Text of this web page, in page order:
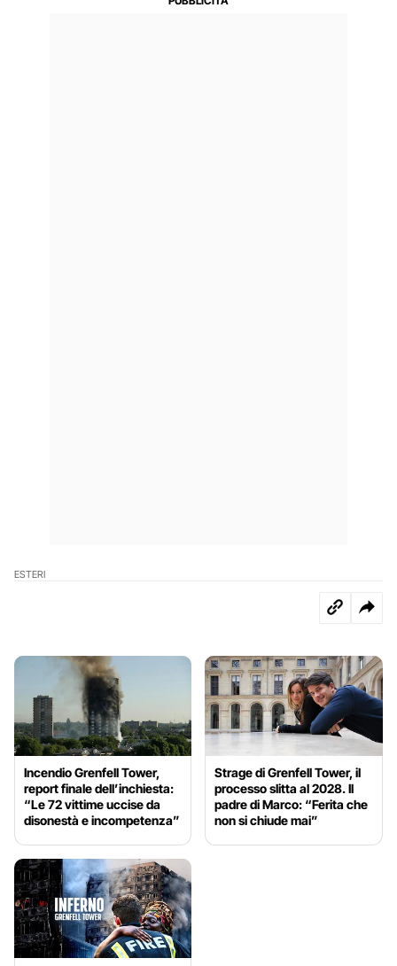
ESTERI
Incendio Grenfell Tower,
report finale dell’inchiesta:
“Le 72 vittime uccise da
disonestà e incompetenza”
Strage di Grenfell Tower, il
processo slitta al 2028. Il
padre di Marco: “Ferita che
non si chiude mai”